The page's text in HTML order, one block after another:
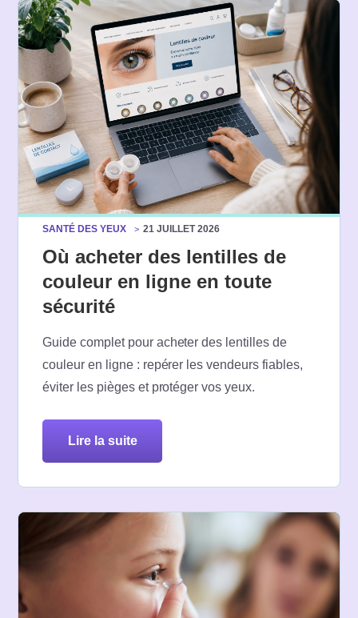
SANTÉ DES YEUX 21 JUILLET 2026
Où acheter des lentilles de
couleur en ligne en toute
sécurité
Guide complet pour acheter des lentilles de
couleur en ligne : repérer les vendeurs fiables,
éviter les pièges et protéger vos yeux.
lire la suite